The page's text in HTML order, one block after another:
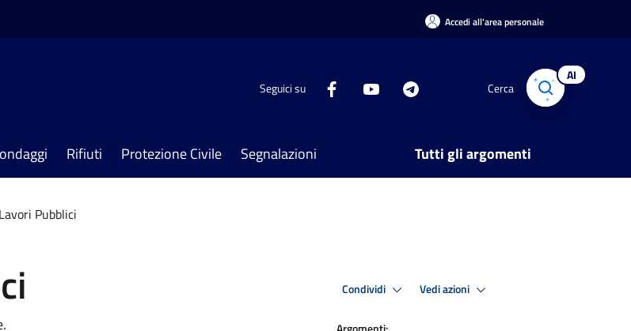
Accedi all'area personale
Seguici su Cerca
AI
Rifiuti Protezione Civile Segnalazioni Tutti gli argomenti
Pubblici
Condividi Vedi azioni